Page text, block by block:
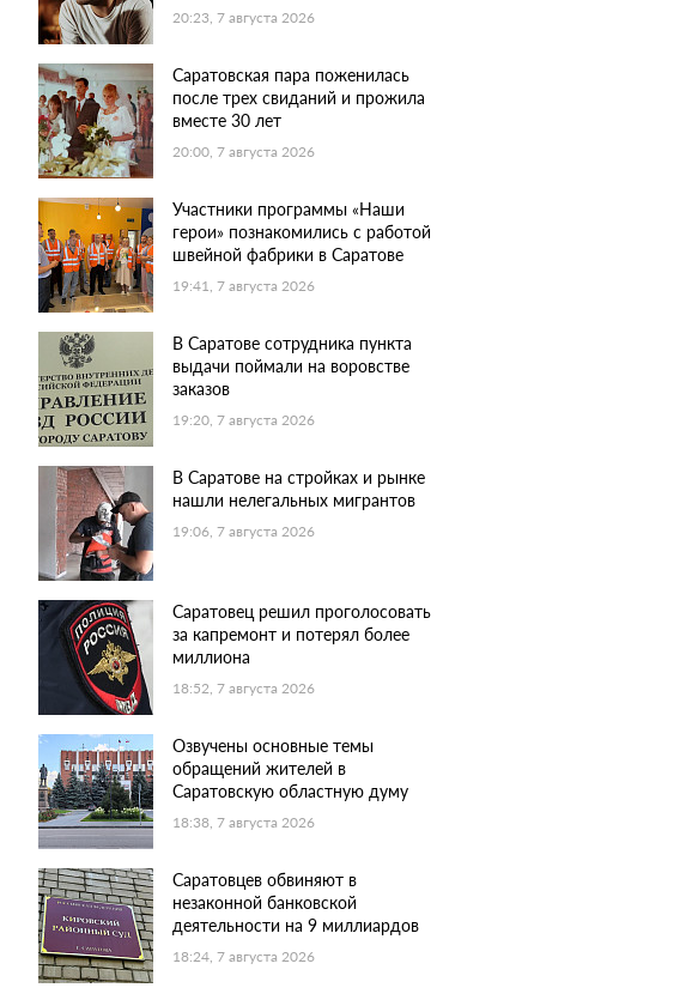
20:23, 7 августа 2026
Саратовская пара поженилась
после трех свиданий и прожила
вместе 30 лет
20:00, 7 августа 2026
Участники программы «Наши
герои» познакомились с работой
швейной фабрики в Саратове
19:41, 7 августа 2026
В Саратове сотрудника пункта
выдачи поймали на воровстве
заказов
19:20, 7 августа 2026
В Саратове на стройках и рынке
нашли нелегальных мигрантов
19:06, 7 августа 2026
Саратовец решил проголосовать
за капремонт и потерял более
миллиона
18:52, 7 августа 2026
Озвучены основные темы
обращений жителей в
Саратовскую областную думу
18:38, 7 августа 2026
Саратовцев обвиняют в
незаконной банковской
деятельности на 9 миллиардов
18:24, 7 августа 2026